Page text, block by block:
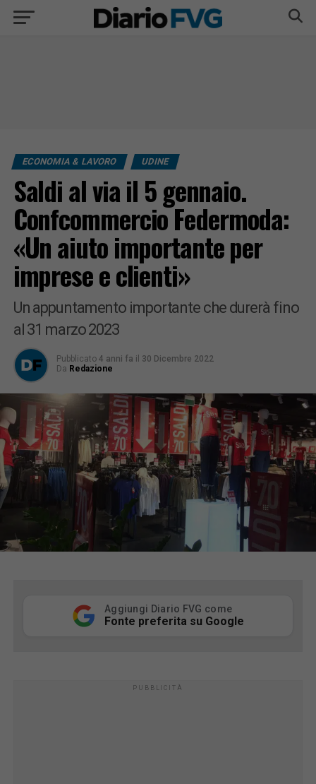
ECONOMIA & LAVORO UDINE
Saldi al via il 5 gennaio.
Confcommercio Federmoda:
«Un aiuto importante per
imprese e clienti»
Un appuntamento importante che durerà fino
al 31 marzo 2023
Pubblicato 4 anni fa il 30 Dicembre 2022
Da Redazione
Aggiungi Diario FVG come
Fonte preferita su Google